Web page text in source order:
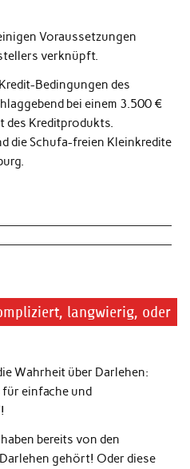
Voraussetzungen
verknüpft.
Bedingungen des
bei einem 3.500 €
des Kreditprodukts.
die Schufa-freien Kleinkredite
langwierig, oder
Wahrheit über Darlehen:
für einfache und
bereits von den
gehört! Oder diese